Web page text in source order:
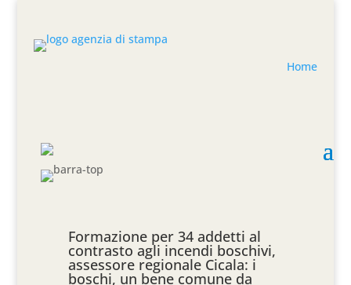
Home
Formazione per 34 addetti al
contrasto agli incendi boschivi,
assessore regionale Cicala: i
boschi, un bene comune da